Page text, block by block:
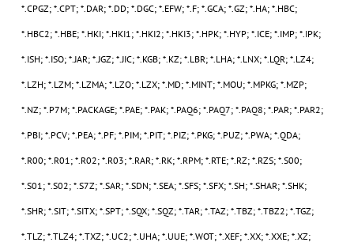
*.CPGZ; *.CPT; *.DAR; *.DD; *.DGC; *.EFW; *.F; *.GCA; *.GZ; *.HA; *.HBC;
*.HBC2; *.HBE; *.HKI; *.HKI1; *.HKI2; *.HKI3; *.HPK; *.HYP; *.ICE; *.IMP; *.IPK;
*.ISH; *.ISO; *.JAR; *.JGZ; *.JIC; *.KGB; *.KZ; *.LBR; *.LHA; *.LNX; *.LQR; *.LZ4;
*.LZH; *.LZM; *.LZMA; *.LZO; *.LZX; *.MD; *.MINT; *.MOU; *.MPKG; *.MZP;
*.NZ; *.P7M; *.PACKAGE; *.PAE; *.PAK; *.PAQ6; *.PAQ7; *.PAQ8; *.PAR; *.PAR2;
*.PBI; *.PCV; *.PEA; *.PF; *.PIM; *.PIT; *.PIZ; *.PKG; *.PUZ; *.PWA; *.QDA;
*.R00; *.R01; *.R02; *.R03; *.RAR; *.RK; *.RPM; *.RTE; *.RZ; *.RZS; *.S00;
*.S01; *.S02; *.S7Z; *.SAR; *.SDN; *.SEA; *.SFS; *.SFX; *.SH; *.SHAR; *.SHK;
*.SHR; *.SIT; *.SITX; *.SPT; *.SQX; *.SQZ; *.TAR; *.TAZ; *.TBZ; *.TBZ2; *.TGZ;
*.TLZ; *.TLZ4; *.TXZ; *.UC2; *.UHA; *.UUE; *.WOT; *.XEF; *.XX; *.XXE; *.XZ;